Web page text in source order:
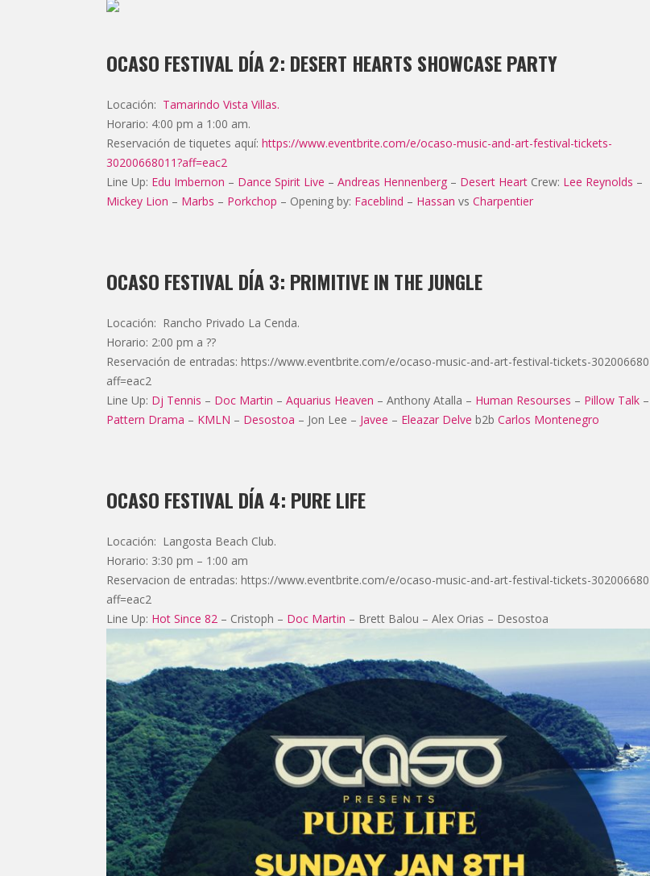
OCASO FESTIVAL DÍA 2: DESERT HEARTS SHOWCASE PARTY
Locación: Tamarindo Vista Villas.
Horario: 4:00 pm a 1:00 am.
Reservación de tiquetes aquí: https://www.eventbrite.com/e/ocaso-music-and-art-festival-tickets-
30200668011?aff=eac2
Line Up: Edu Imbernon – Dance Spirit Live – Andreas Hennenberg – Desert Heart Crew: Lee Reynolds –
Mickey Lion – Marbs – Porkchop – Opening by: Faceblind – Hassan vs Charpentier
OCASO FESTIVAL DÍA 3: PRIMITIVE IN THE JUNGLE
Locación: Rancho Privado La Cenda.
Horario: 2:00 pm a ??
Reservación de entradas: https://www.eventbrite.com/e/ocaso-music-and-art-festival-tickets-
aff=eac2
Line Up: Dj Tennis – Doc Martin – Aquarius Heaven – Anthony Atalla – Human Resourses – Pillow Talk –
Pattern Drama – KMLN – Desostoa – Jon Lee – Javee – Eleazar Delve b2b Carlos Montenegro
OCASO FESTIVAL DÍA 4: PURE LIFE
Locación: Langosta Beach Club.
Horario: 3:30 pm – 1:00 am
Reservacion de entradas: https://www.eventbrite.com/e/ocaso-music-and-art-festival-tickets-
aff=eac2
Line Up: Hot Since 82 – Cristoph – Doc Martin – Brett Balou – Alex Orias – Desostoa